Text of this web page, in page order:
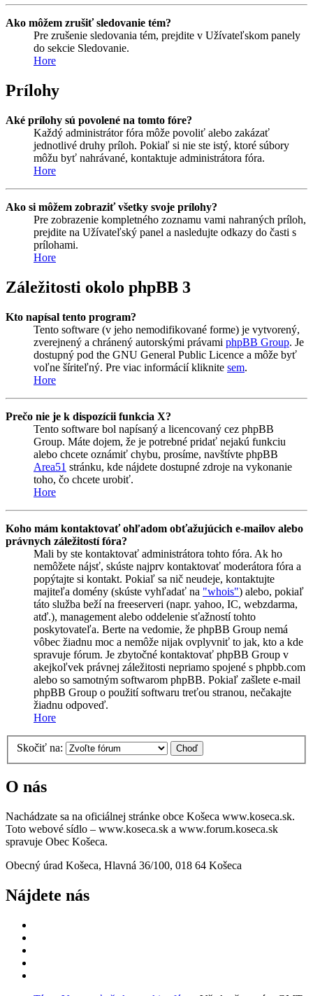
Ako môžem zrušiť sledovanie tém?
Pre zrušenie sledovania tém, prejdite v Užívateľskom panely
do sekcie Sledovanie.
Hore
Prílohy
Aké prílohy sú povolené na tomto fóre?
Každý administrátor fóra môže povoliť alebo zakázať
jednotlivé druhy príloh. Pokiaľ si nie ste istý, ktoré súbory
môžu byť nahrávané, kontaktuje administrátora fóra.
Hore
Ako si môžem zobraziť všetky svoje prílohy?
Pre zobrazenie kompletného zoznamu vami nahraných príloh,
prejdite na Užívateľský panel a nasledujte odkazy do časti s
prílohami.
Hore
Záležitosti okolo phpBB 3
Kto napísal tento program?
Tento software (v jeho nemodifikované forme) je vytvorený,
zverejnený a chránený autorskými právami phpBB Group. Je
dostupný pod the GNU General Public Licence a môže byť
voľne šíriteľný. Pre viac informácií kliknite sem.
Hore
Prečo nie je k dispozícii funkcia X?
Tento software bol napísaný a licencovaný cez phpBB
Group. Máte dojem, že je potrebné pridať nejakú funkciu
alebo chcete oznámiť chybu, prosíme, navštívte phpBB
Area51 stránku, kde nájdete dostupné zdroje na vykonanie
toho, čo chcete urobiť.
Hore
Koho mám kontaktovať ohľadom obťažujúcich e-mailov alebo
právnych záležitostí fóra?
Mali by ste kontaktovať administrátora tohto fóra. Ak ho
nemôžete nájsť, skúste najprv kontaktovať moderátora fóra a
popýtajte si kontakt. Pokiaľ sa nič neudeje, kontaktujte
majiteľa domény (skúste vyhľadať na "whois") alebo, pokiaľ
táto služba beží na freeserveri (napr. yahoo, IC, webzdarma,
atď.), management alebo oddelenie sťažností tohto
poskytovateľa. Berte na vedomie, že phpBB Group nemá
vôbec žiadnu moc a nemôže nijak ovplyvniť to jak, kto a kde
spravuje fórum. Je zbytočné kontaktovať phpBB Group v
akejkoľvek právnej záležitosti nepriamo spojené s phpbb.com
alebo so samotným softwarom phpBB. Pokiaľ zašlete e-mail
phpBB Group o použití softwaru treťou stranou, nečakajte
žiadnu odpoveď.
Hore
Skočiť na:
O nás
Nachádzate sa na oficiálnej stránke obce Košeca www.koseca.sk.
Toto webové sídlo – www.koseca.sk a www.forum.koseca.sk
spravuje Obec Košeca.
Obecný úrad Košeca, Hlavná 36/100, 018 64 Košeca
Nájdete nás